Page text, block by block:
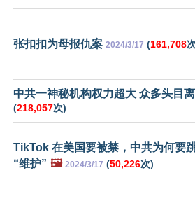
张扣扣为母报仇案 2024/3/17 (161,708
中共一神秘机构权力超大 众多头目
(218,057次)
TikTok 在美国要被禁，中共为何要
“维护” 🖼️ 2024/3/17 (50,226次)